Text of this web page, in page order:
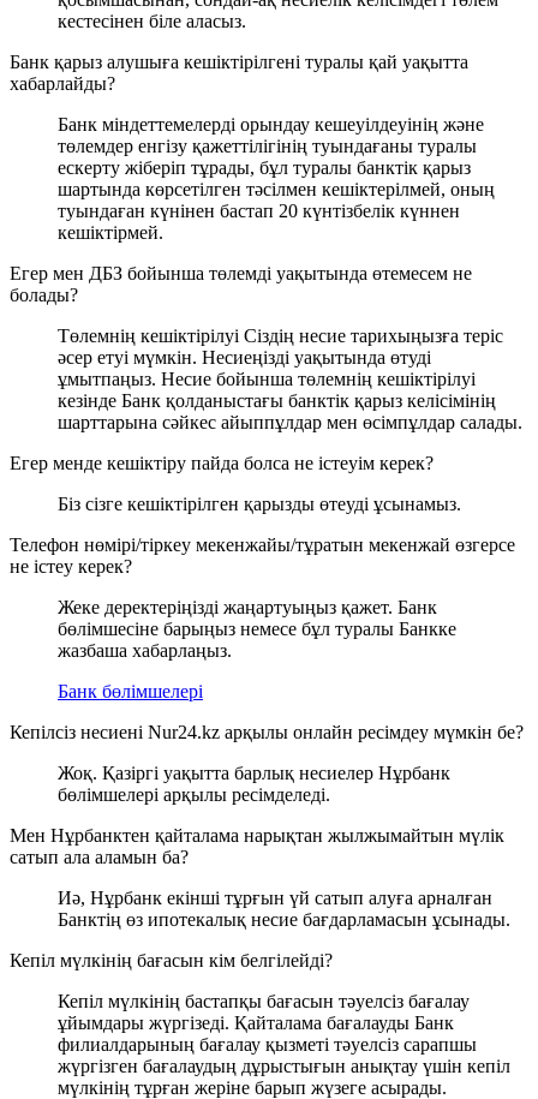
кестесінен біле аласыз.
Банк қарыз алушыға кешіктірілгені туралы қай уақытта
хабарлайды?
Банк міндеттемелерді орындау кешеуілдеуінің және
төлемдер енгізу қажеттілігінің туындағаны туралы
ескерту жіберіп тұрады, бұл туралы банктік қарыз
шартында көрсетілген тәсілмен кешіктерілмей, оның
туындаған күнінен бастап 20 күнтізбелік күннен
кешіктірмей.
Егер мен ДБЗ бойынша төлемді уақытында өтемесем не
болады?
Төлемнің кешіктірілуі Сіздің несие тарихыңызға теріс
әсер етуі мүмкін. Несиеңізді уақытында өтуді
ұмытпаңыз. Несие бойынша төлемнің кешіктірілуі
кезінде Банк қолданыстағы банктік қарыз келісімінің
шарттарына сәйкес айыппұлдар мен өсімпұлдар салады.
Егер менде кешіктіру пайда болса не істеуім керек?
Біз сізге кешіктірілген қарызды өтеуді ұсынамыз.
Телефон нөмірі/тіркеу мекенжайы/тұратын мекенжай өзгерсе
не істеу керек?
Жеке деректеріңізді жаңартуыңыз қажет. Банк
бөлімшесіне барыңыз немесе бұл туралы Банкке
жазбаша хабарлаңыз.
Банк бөлімшелері
Кепілсіз несиені Nur24.kz арқылы онлайн ресімдеу мүмкін бе?
Жоқ. Қазіргі уақытта барлық несиелер Нұрбанк
бөлімшелері арқылы ресімделеді.
Мен Нұрбанктен қайталама нарықтан жылжымайтын мүлік
сатып ала аламын ба?
Иә, Нұрбанк екінші тұрғын үй сатып алуға арналған
Банктің өз ипотекалық несие бағдарламасын ұсынады.
Кепіл мүлкінің бағасын кім белгілейді?
Кепіл мүлкінің бастапқы бағасын тәуелсіз бағалау
ұйымдары жүргізеді. Қайталама бағалауды Банк
филиалдарының бағалау қызметі тәуелсіз сарапшы
жүргізген бағалаудың дұрыстығын анықтау үшін кепіл
мүлкінің тұрған жеріне барып жүзеге асырады.